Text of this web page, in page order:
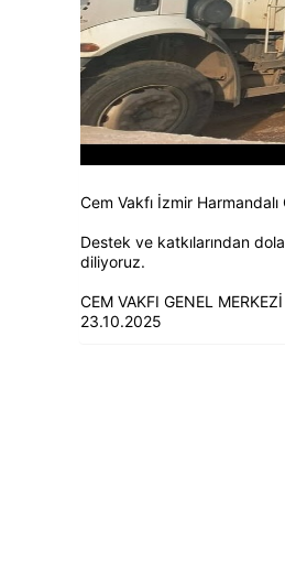
Cem Vakfı İzmir
Destek ve katkılarından
diliyoruz.
CEM VAKFI GENEL MERKEZİ
23.10.2025